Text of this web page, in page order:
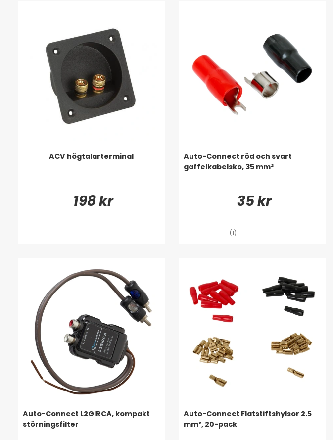
ACV högtalarterminal
198 kr
Auto-Connect röd och svart
gaffelkabelsko, 35 mm²
35 kr
(1)
Auto-Connect L2GIRCA, kompakt
störningsfilter
Auto-Connect Flatstiftshylsor 2.5
mm², 20-pack